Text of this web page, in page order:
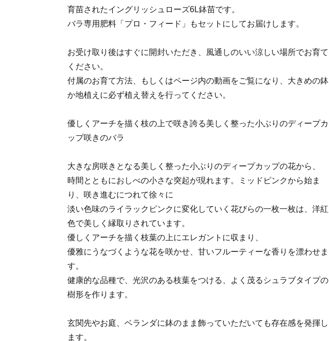
育苗されたイングリッシュローズ6L鉢苗です。
バラ専用肥料「プロ・フィード」もセットにしてお届けします。
お受け取り後はすぐに開封いただき、風通しのいい涼しい場所でお育て
ください。
付属のお育て方法、もしくはページ内の動画をご覧になり、大きめの鉢
か地植えに必ず植え替えを行ってください。
優しくアーチを描く枝の上で咲き誇る美しく整った小ぶりのディープカ
ップ咲きのバラ
大きな房咲きとなる美しく整った小ぶりのディープカップの花から、
時間とともにおしべの小さな突起が現れます。ミッドピンクから始ま
り、咲き進むにつれて徐々に
淡い色味のライラックピンクに変化していく花びらの一枚一枚は、洋紅
色で美しく縁取りされています。
優しくアーチを描く枝葉の上にエレガントに収まり、
優雅にうなづくような花を咲かせ、甘いフルーティーな香りを漂わせま
す。
健康的な品種で、光沢のある枝葉をつける、よく茂るシュラブタイプの
樹形を作ります。
玄関先やお庭、ベランダに鉢のまま飾っていただいても存在感を発揮し
ます。